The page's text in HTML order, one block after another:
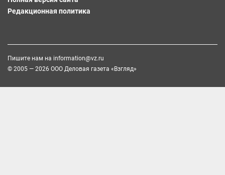
Редакционная политика
Пишите нам на information@vz.ru
© 2005 — 2026 ООО Деловая газета «Взгляд»